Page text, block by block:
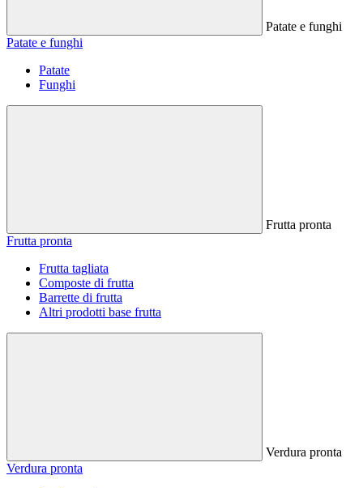
Patate e funghi
Patate e funghi
Patate
Funghi
Frutta pronta
Frutta pronta
Frutta tagliata
Composte di frutta
Barrette di frutta
Altri prodotti base frutta
Verdura pronta
Verdura pronta